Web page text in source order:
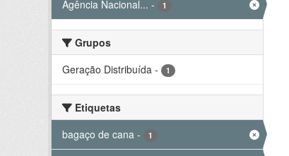
Agência Nacional... - 1
Grupos
Geração Distribuída - 1
Etiquetas
bagaço de cana - 1